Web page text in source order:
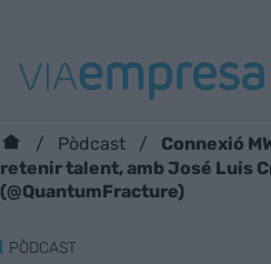
Pòdcast
Connexió
retenir talent, amb José Luis
(@QuantumFracture)
PÒDCAST